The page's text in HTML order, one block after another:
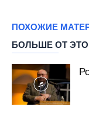
ПОХОЖИЕ
БОЛЬШЕ ОТ